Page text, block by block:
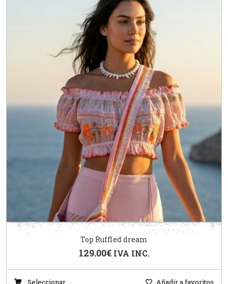
Top Ruffled dream
129.00€ IVA INC.
Seleccionar Añadir a favoritos